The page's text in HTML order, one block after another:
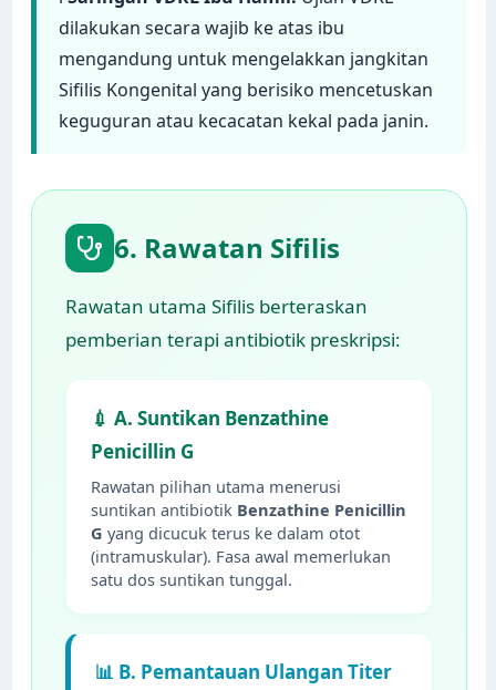
dilakukan secara wajib ke atas ibu
mengandung untuk mengelakkan jangkitan
Sifilis Kongenital yang berisiko mencetuskan
keguguran atau kecacatan kekal pada janin.
6. Rawatan Sifilis
Rawatan utama Sifilis berteraskan
pemberian terapi antibiotik preskripsi:
💉 A. Suntikan Benzathine
Penicillin G
Rawatan pilihan utama menerusi
suntikan antibiotik Benzathine Penicillin
G yang dicucuk terus ke dalam otot
(intramuskular). Fasa awal memerlukan
satu dos suntikan tunggal.
📊 B. Pemantauan Ulangan Titer